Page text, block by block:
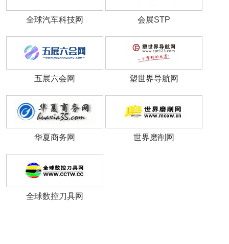
全球汽车科技网 会展STP
五展六会网 塑世界导航网
华夏商务网 世界磨削网
全球数控刀具网